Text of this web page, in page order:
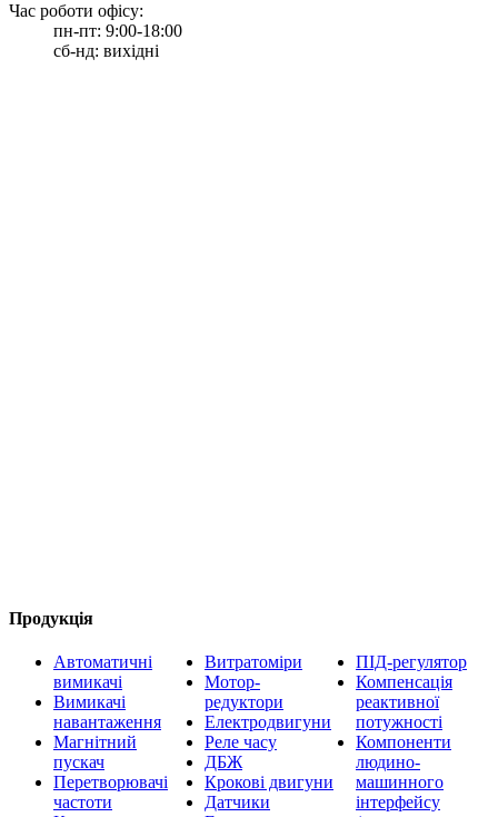
Час роботи офісу:
пн-пт: 9:00-18:00
сб-нд: вихідні
Продукція
Автоматичні
вимикачі
Вимикачі
навантаження
Магнітний
пускач
Перетворювачі
частоти
Витратоміри
Мотор-
редуктори
Електродвигуни
Реле часу
ДБЖ
Крокові двигуни
Датчики
ПІД-регулятор
Компенсація
реактивної
потужності
Компоненти
людино-
машинного
інтерфейсу